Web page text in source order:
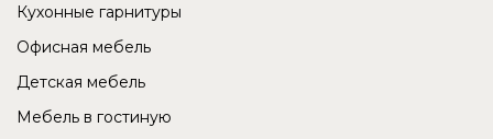
Кухонные гарнитуры
Офисная мебель
Детская мебель
Мебель в гостиную